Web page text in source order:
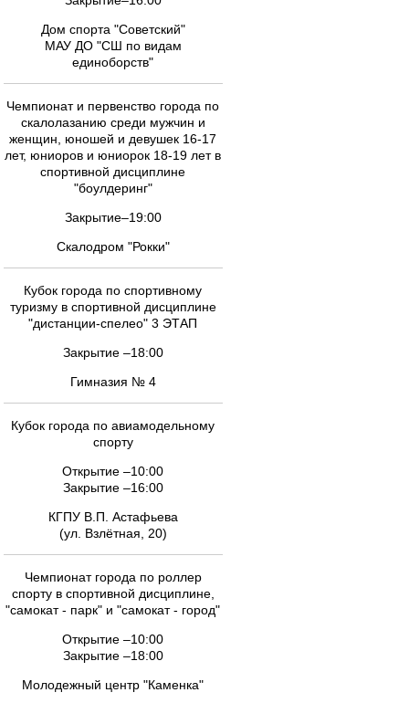
Дом спорта "Советский"
МАУ ДО "СШ по видам
единоборств"
Чемпионат и первенство города по
скалолазанию среди мужчин и
женщин, юношей и девушек 16-17
лет, юниоров и юниорок 18-19 лет в
спортивной дисциплине
"боулдеринг"
Закрытие–19:00
Скалодром "Рокки"
Кубок города по спортивному
туризму в спортивной дисциплине
"дистанции-спелео" 3 ЭТАП
Закрытие –18:00
Гимназия № 4
Кубок города по авиамодельному
спорту
Открытие –10:00
Закрытие –16:00
КГПУ В.П. Астафьева
(ул. Взлётная, 20)
Чемпионат города по роллер
спорту в спортивной дисциплине,
"самокат - парк" и "самокат - город"
Открытие –10:00
Закрытие –18:00
Молодежный центр "Каменка"